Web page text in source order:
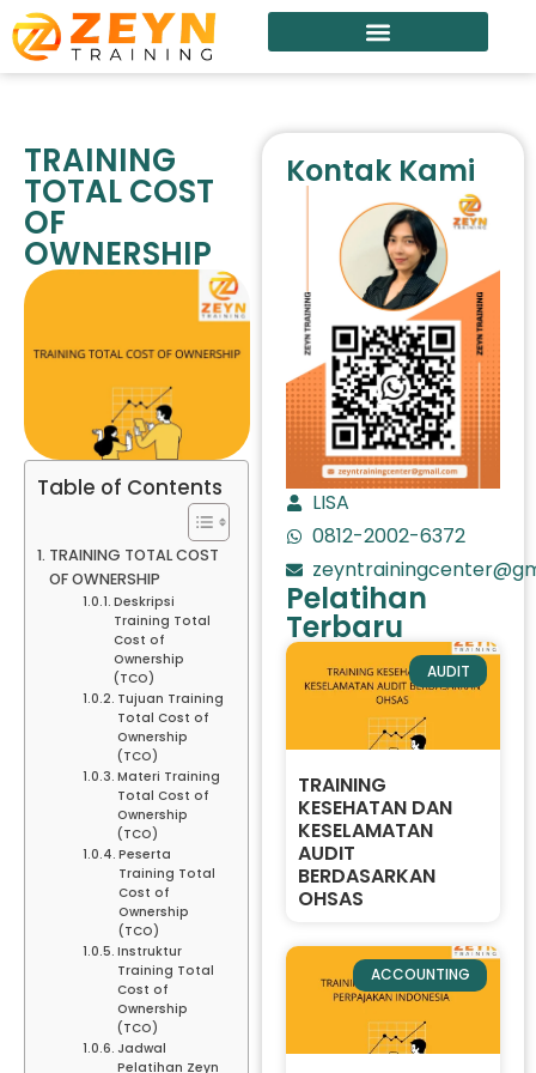
TRAINING
TOTAL COST
OF
OWNERSHIP
Table of Contents
TRAINING TOTAL COST
OF OWNERSHIP
Deskripsi
Training Total
Cost of
Ownership
(TCO)
Tujuan Training
Total Cost of
Ownership
(TCO)
Materi Training
Total Cost of
Ownership
(TCO)
Peserta
Training Total
Cost of
Ownership
(TCO)
Instruktur
Training Total
Cost of
Ownership
(TCO)
Jadwal
Pelatihan Zeyn
Kontak Kami
LISA
0812-2002-6372
Pelatihan
Terbaru
AUDIT
TRAINING
KESEHATAN DAN
KESELAMATAN
AUDIT
BERDASARKAN
OHSAS
ACCOUNTING